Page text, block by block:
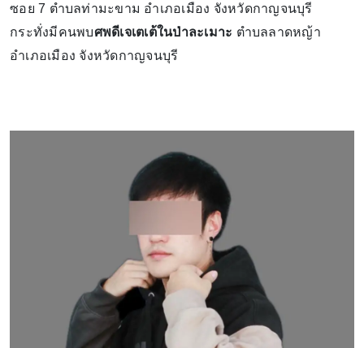
ซอย 7 ตำบลท่ามะขาม อำเภอเมือง จังหวัดกาญจนบุรี
กระทั่งมีคนพบศพดีเจเตเต้ในป่าละเมาะ ตำบลลาดหญ้า
อำเภอเมือง จังหวัดกาญจนบุรี